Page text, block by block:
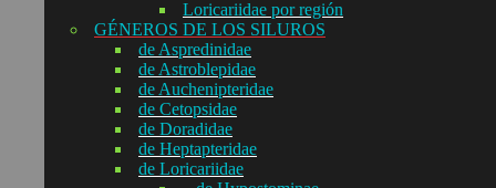
Loricariidae por región
GÉNEROS DE LOS SILUROS
de Aspredinidae
de Astroblepidae
de Auchenipteridae
de Cetopsidae
de Doradidae
de Heptapteridae
de Loricariidae